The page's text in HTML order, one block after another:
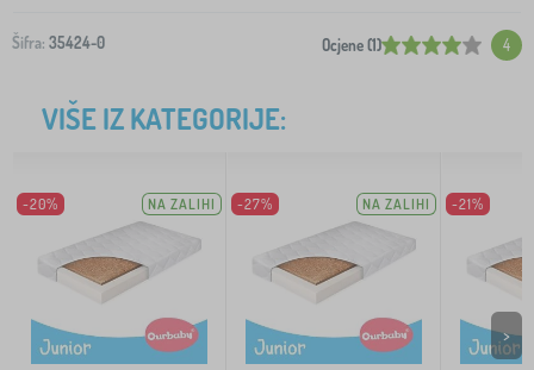
Šifra: 35424-0 Ocjene (1) 4
VIŠE IZ KATEGORIJE:
-20% NA ZALIHI -27% NA ZALIHI -21%
>